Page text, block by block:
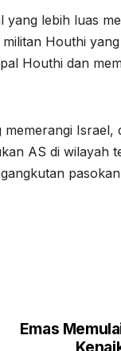
lebih luas
Houthi
Houthi dan
AS di wilayah
Emas